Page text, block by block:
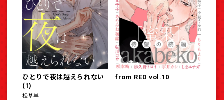
ひとりで夜は越えられない
(1)
松基羊
from RED vol.10